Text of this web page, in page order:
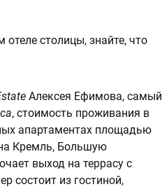
столицы, знайте, что
Алексея Ефимова, самый
, стоимость проживания в
апартаментах площадью
Кремль, Большую
выход на террасу с
состоит из гостиной,